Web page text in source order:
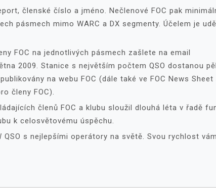
členské číslo a jméno. Nečlenové FOC pak
pásmech mimo WARC a DX segmenty. Účelem je
FOC na jednotlivých pásmech zašlete na email
2009. Stanice s největším počtem QSO dostanou
na webu FOC (dále také ve FOC News Sheet
členy FOC).
členů FOC a klubu sloužil dlouhá léta v řadě
k celosvětovému úspěchu.
s nejlepšími operátory na světě. Svou rychlost vám